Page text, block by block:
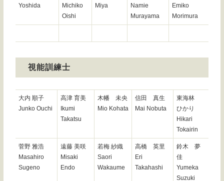
Yoshida
Michiko
Oishi
Miya
Namie
Murayama
Emiko
Morimura
視能訓練士
大内 順子
Junko Ouchi
高津 育美
Ikumi
Takatsu
木幡 未央
Mio Kohata
信田 真生
Mai Nobuta
東海林
ひかり
Hikari
Tokairin
菅野 雅浩
Masahiro
Sugeno
遠藤 美咲
Misaki
Endo
若梅 紗織
Saori
Wakaume
高橋 英里
Eri
Takahashi
鈴木 夢
佳
Yumeka
Suzuki